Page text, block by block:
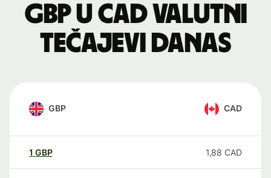
GBP u CAD valutni
tečajevi danas
GBP CAD
1 GBP 1,88 CAD